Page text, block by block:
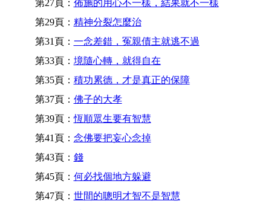
第27頁： 佈施的用心不一樣，結果就不一樣
第29頁： 精神分裂怎麼治
第31頁： 一念差錯，冤親債主就逃不過
第33頁： 境隨心轉，就得自在
第35頁： 積功累德，才是真正的保障
第37頁： 佛子的大孝
第39頁：恆順眾生要有智慧
第41頁： 念佛要把妄心念掉
第43頁： 錢
第45頁： 何必找個地方躲避
第47頁： 世間的聰明才智不是智慧